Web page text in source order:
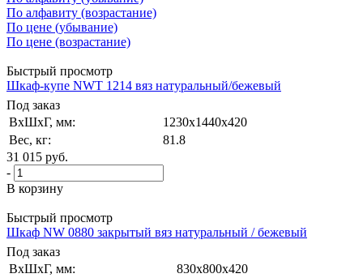
По алфавиту (возрастание)
По цене (убывание)
По цене (возрастание)
Быстрый просмотр
Шкаф-купе NWT 1214 вяз натуральный/бежевый
Под заказ
ВxШxГ, мм:
1230x1440x420
Вес, кг:
81.8
31 015 руб.
-
В корзину
Быстрый просмотр
Шкаф NW 0880 закрытый вяз натуральный / бежевый
Под заказ
ВxШxГ, мм:
830x800x420